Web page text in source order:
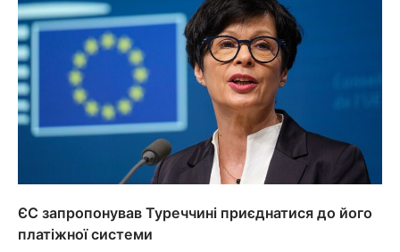
ЄС запропонував Туреччині приєднатися до його
платіжної системи